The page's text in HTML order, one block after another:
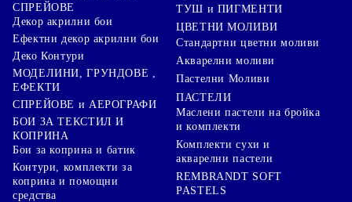
СПРЕЙОВЕ
Декор акрилни бои
Ефектни декор акрилни бои
Деко Контури
МОДЕЛИНИ, ГРУНДОВЕ ,
ЕФЕКТИ
СПРЕЙОВЕ и АЕРОГРАФИ
БОИ ЗА ТЕКСТИЛ И
КОПРИНА
Бои за коприна и батик
Контури, комплекти за
коприна и помощни
средства
ТУШ и ПИГМЕНТИ
ЦВЕТНИ МОЛИВИ
Стандартни цветни моливи
Акварелни моливи
Пастелни Моливи
ПАСТЕЛИ
Маслени пастели на бройка
и комплекти
Комплекти сухи и
акварелни пастели
REMBRANDT SOFT
PASTELS